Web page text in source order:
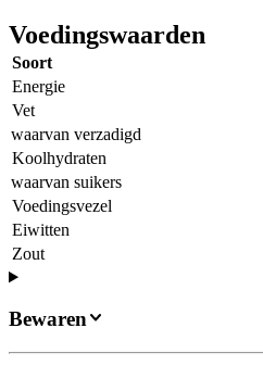
Voedingswaarden
Soort
Energie
Vet
waarvan verzadigd
Koolhydraten
waarvan suikers
Voedingsvezel
Eiwitten
Zout
Bewaren